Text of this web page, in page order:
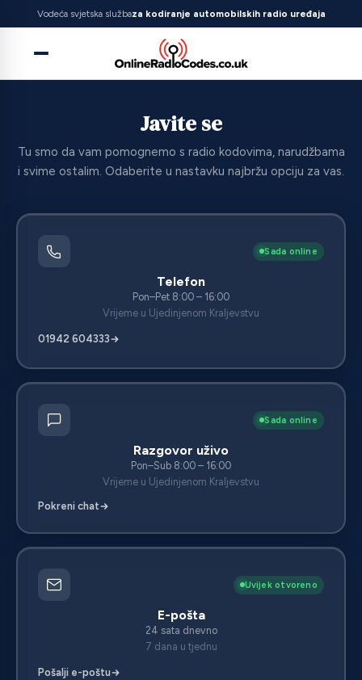
Vodeća svjetska službaza kodiranje automobilskih radio uređaja
Javite se
Tu smo da vam pomognemo s radio kodovima, narudžbama
i svime ostalim. Odaberite u nastavku najbržu opciju za vas.
Sada online
Telefon
Pon–Pet 8:00 – 16:00
Vrijeme u Ujedinjenom Kraljevstvu
01942 604333
Sada online
Razgovor uživo
Pon–Sub 8:00 – 16:00
Vrijeme u Ujedinjenom Kraljevstvu
Pokreni chat
Uvijek otvoreno
E-pošta
24 sata dnevno
7 dana u tjednu
Pošalji e-poštu